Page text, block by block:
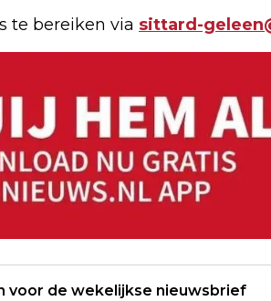
te bereiken via sittard-
voor de wekelijkse nieuwsbrief